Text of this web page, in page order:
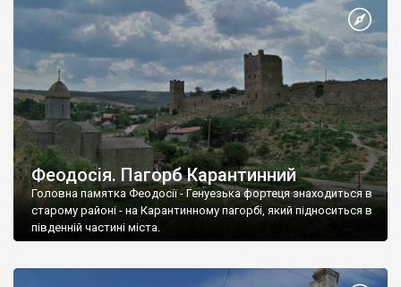
Феодосія. Пагорб Карантинний
Головна памятка Феодосії - Генуезька фортеця знаходиться в
старому районі - на Карантинному пагорбі, який підноситься в
південній частині міста.